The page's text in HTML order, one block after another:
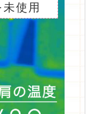
未使用